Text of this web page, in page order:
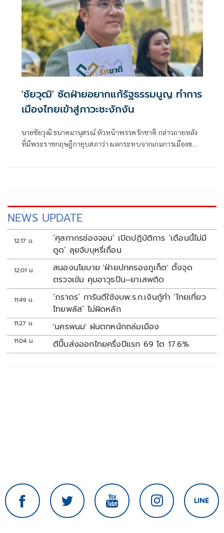
'ชัยวุฒิ' ซัดฝ่ายอยากแก้รัฐธรรมนูญ ทำการ
เมืองไทยเข้าสู่ภาวะชะงักงัน
นายชัยวุฒิ ธนาคมานุสรณ์ หัวหน้าพรรครักชาติ กล่าวภายหลัง
ที่มีพระราชกฤษฎีกายุบสภาว่า ผลกระทบจากเกมการเมืองของ
NEWS UPDATE
12:17 น.
‘ศุลกากรช่องจอม’ เปิดปฏิบัติการ ‘เดือนนี้ไม่มี
ดูด’ ลุยจับบุหรี่เถื่อน
12:01 น.
สนองนโยบาย 'ฝ่ายปกครองภูเก็ต' ตั้งจุด
ตรวจเข้ม คุมอาวุธปืน–ยาเสพติด
11:49 น.
‘ภราดร’ การันตีใช้งบพ.ร.ก.เงินกู้ทำ ‘ไทยเที่ยว
ไทยพลัส’ ไม่ผิดหลัก
11:27 น. 'นครพนม' ฝนตกหนักถล่มเมือง
11:04 น. ตีปี๊บส่งออกไทยครึ่งปีแรก 69 โต 17.6%